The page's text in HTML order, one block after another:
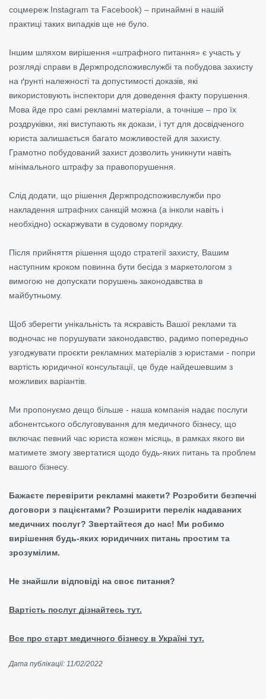
соцмереж Instagram та Facebook) – принаймні в нашій
практиці таких випадків ще не було.
Іншим шляхом вирішення «штрафного питання» є участь у
розгляді справи в Держпродспоживслужбі та побудова захисту
на ґрунті належності та допустимості доказів, які
використовують інспектори для доведення факту порушення.
Мова йде про самі рекламні матеріали, а точніше – про їх
роздруківки, які виступають як докази, і тут для досвідченого
юриста залишається багато можливостей для захисту.
Грамотно побудований захист дозволить уникнути навіть
мінімального штрафу за правопорушення.
Слід додати, що рішення Держпродспоживслужби про
накладення штрафних санкцій можна (а інколи навіть і
необхідно) оскаржувати в судовому порядку.
Після прийняття рішення щодо стратегії захисту, Вашим
наступним кроком повинна бути бесіда з маркетологом з
вимогою не допускати порушень законодавства в
майбутньому.
Щоб зберегти унікальність та яскравість Вашої реклами та
водночас не порушувати законодавство, радимо попередньо
узгоджувати проєкти рекламних матеріалів з юристами - попри
вартість юридичної консультації, це буде найдешевшим з
можливих варіантів.
Ми пропонуємо дещо більше - наша компанія надає послуги
абонентського обслуговування для медичного бізнесу, що
включає певний час юриста кожен місяць, в рамках якого ви
матимете змогу звертатися щодо будь-яких питань та проблем
вашого бізнесу.
Бажаєте перевірити рекламні макети? Розробити безпечні
договори з пацієнтами? Розширити перелік надаваних
медичних послуг? Звертайтеся до нас! Ми робимо
вирішення будь-яких юридичних питань простим та
зрозумілим.
Не знайшли відповіді на своє питання?
Вартість послуг дізнайтесь тут.
Все про старт медичного бізнесу в Україні тут.
Дата публікації: 11/02/2022